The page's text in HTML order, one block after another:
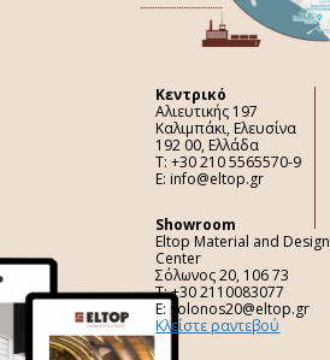
Κεντρικό
Αλιευτικής 197
Καλιμπάκι, Ελευσίνα
192 00, Ελλάδα
Τ: +30 210 5565570-9
E: info@eltop.gr
Showroom
Eltop Material and Design
Center
Σόλωνος 20, 106 73
Τ: +30 2110083077
E: solonos20@eltop.gr
Κλείστε ραντεβού